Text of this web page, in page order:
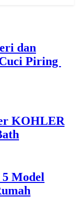
dan
Piring
KOHLER
Model